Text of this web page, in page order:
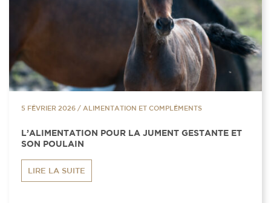
5 FÉVRIER 2026 / ALIMENTATION ET COMPLÉMENTS
L’ALIMENTATION POUR LA JUMENT GESTANTE ET
SON POULAIN
LIRE LA SUITE